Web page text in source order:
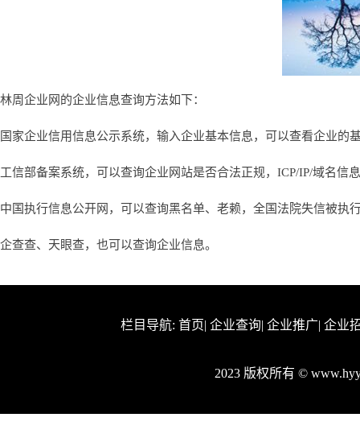
林周企业网的企业信息查询方法如下：
国家企业信用信息公示系统，输入企业基本信息，可以查看企业的
工信部备案系统，可以查询企业网站是否合法正规，ICP/IP/域名信
中国执行信息公开网，可以查询黑名单、老赖，全国法院失信被执
企查查、天眼查，也可以查询企业信息。
栏目导航: 首页| 企业查询| 企业推广| 企业
2023 版权所有 ©